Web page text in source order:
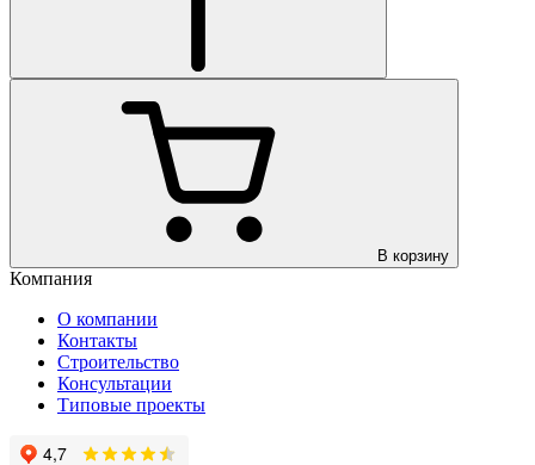
В корзину
Компания
О компании
Контакты
Строительство
Консультации
Типовые проекты